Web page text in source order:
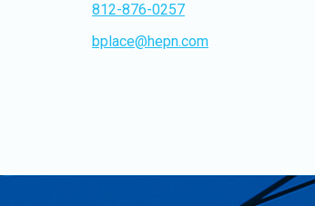
812-876-0257
bplace@hepn.com